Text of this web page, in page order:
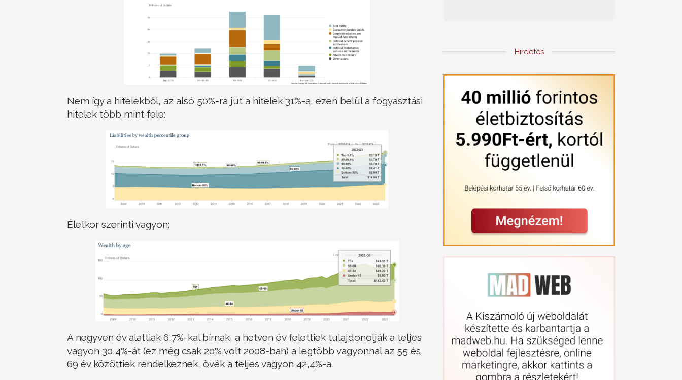
Nem így a hitelekből, az alsó 50%-ra jut a hitelek 31%-a, ezen belül a fogyasztási
hitelek több mint fele:
Életkor szerinti vagyon:
A negyven év alattiak 6,7%-kal bírnak, a hetven év felettiek tulajdonolják a teljes
vagyon 30,4%-át (ez még csak 20% volt 2008-ban) a legtöbb vagyonnal az 55 és
69 év közöttiek rendelkeznek, övék a teljes vagyon 42,4%-a.
Hirdetés